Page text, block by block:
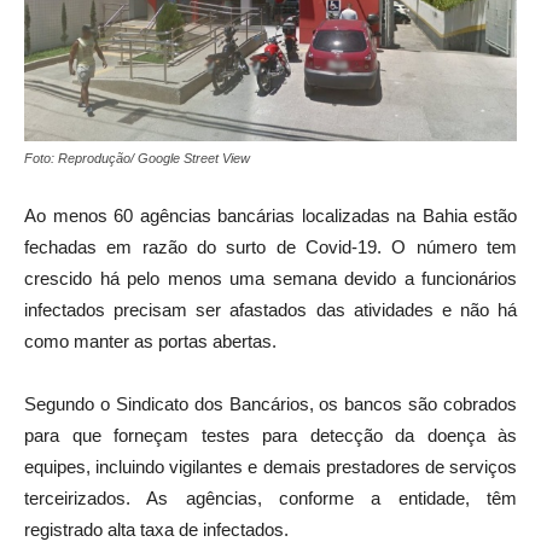
Foto: Reprodução/ Google Street View
Ao menos 60 agências bancárias localizadas na Bahia estão
fechadas em razão do surto de Covid-19. O número tem
crescido há pelo menos uma semana devido a funcionários
infectados precisam ser afastados das atividades e não há
como manter as portas abertas.
Segundo o Sindicato dos Bancários, os bancos são cobrados
para que forneçam testes para detecção da doença às
equipes, incluindo vigilantes e demais prestadores de serviços
terceirizados. As agências, conforme a entidade, têm
registrado alta taxa de infectados.